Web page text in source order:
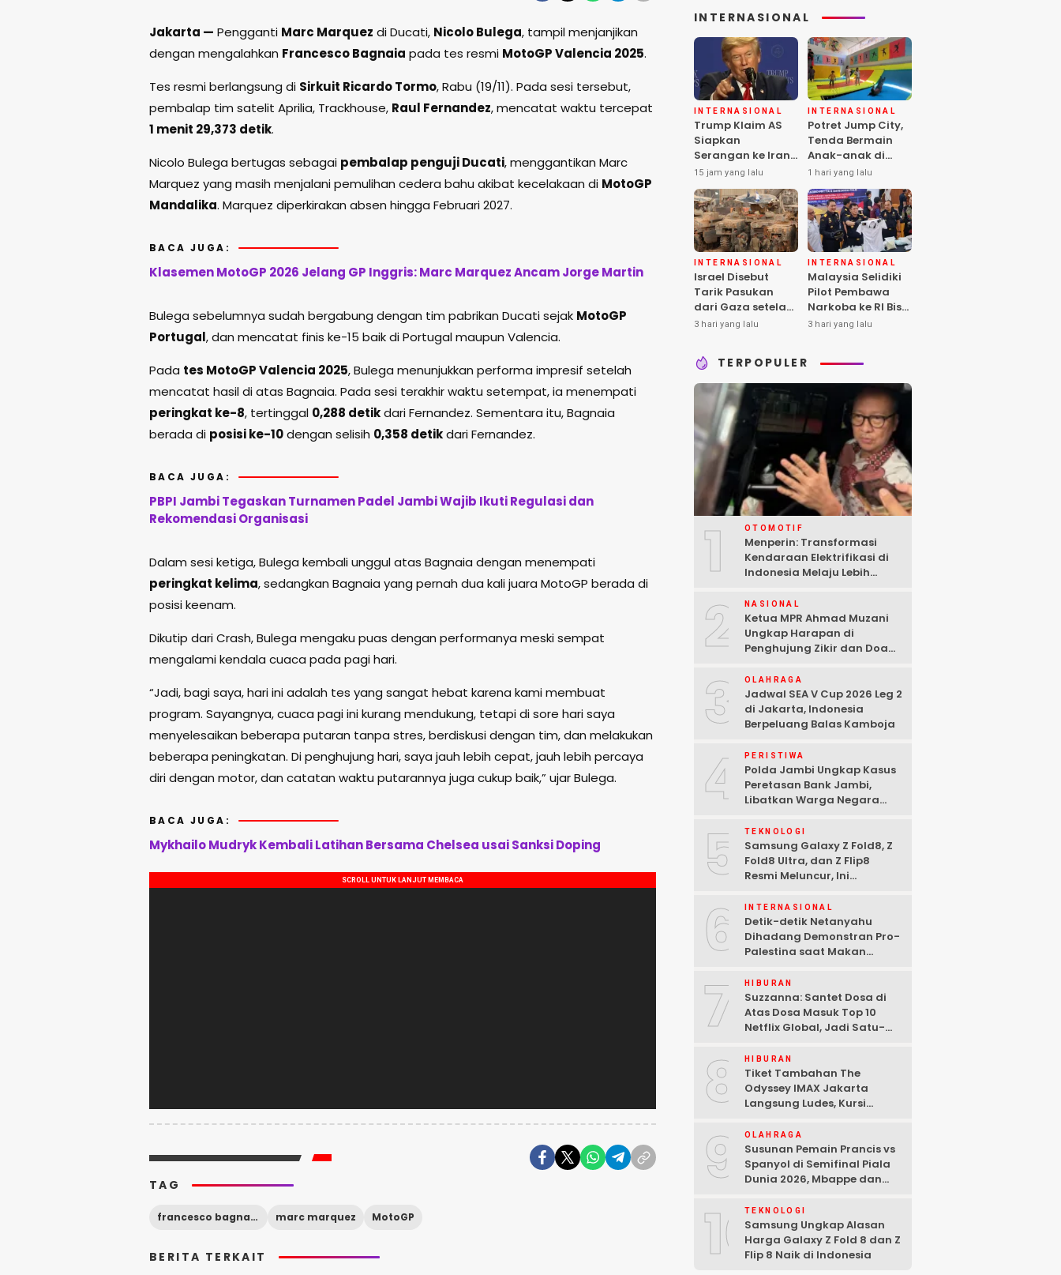
Jakarta — Pengganti Marc Marquez di Ducati, Nicolo Bulega, tampil menjanjikan
dengan mengalahkan Francesco Bagnaia pada tes resmi MotoGP Valencia 2025.
Tes resmi berlangsung di Sirkuit Ricardo Tormo, Rabu (19/11). Pada sesi tersebut,
pembalap tim satelit Aprilia, Trackhouse, Raul Fernandez, mencatat waktu tercepat
1 menit 29,373 detik.
Nicolo Bulega bertugas sebagai pembalap penguji Ducati, menggantikan Marc
Marquez yang masih menjalani pemulihan cedera bahu akibat kecelakaan di MotoGP
Mandalika. Marquez diperkirakan absen hingga Februari 2027.
BACA JUGA:
Klasemen MotoGP 2026 Jelang GP Inggris: Marc Marquez Ancam Jorge Martin
Bulega sebelumnya sudah bergabung dengan tim pabrikan Ducati sejak MotoGP
Portugal, dan mencatat finis ke-15 baik di Portugal maupun Valencia.
Pada tes MotoGP Valencia 2025, Bulega menunjukkan performa impresif setelah
mencatat hasil di atas Bagnaia. Pada sesi terakhir waktu setempat, ia menempati
peringkat ke-8, tertinggal 0,288 detikdari Fernandez. Sementara itu, Bagnaia
berada di posisi ke-10dengan selisih 0,358 detikdari Fernandez.
BACA JUGA:
PBPI Jambi Tegaskan Turnamen Padel Jambi Wajib Ikuti Regulasi dan
Rekomendasi Organisasi
Dalam sesi ketiga, Bulega kembali unggul atas Bagnaia dengan menempati
peringkat kelima, sedangkan Bagnaia yang pernah dua kali juara MotoGP berada di
posisi keenam.
Dikutip dari Crash, Bulega mengaku puas dengan performanya meski sempat
mengalami kendala cuaca pada pagi hari.
“Jadi, bagi saya, hari ini adalah tes yang sangat hebat karena kami membuat
program. Sayangnya, cuaca pagi ini kurang mendukung, tetapi di sore hari saya
menyelesaikan beberapa putaran tanpa stres, berdiskusi dengan tim, dan melakukan
beberapa peningkatan. Di penghujung hari, saya jauh lebih cepat, jauh lebih percaya
diri dengan motor, dan catatan waktu putarannya juga cukup baik,” ujar Bulega.
BACA JUGA:
Mykhailo Mudryk Kembali Latihan Bersama Chelsea usai Sanksi Doping
TAG
francesco bagnaia marc marquez MotoGP
BERITA TERKAIT
INTERNASIONAL
INTERNASIONAL
Trump Klaim AS
Siapkan
Serangan ke Iran
Terbesar sejak
Perang Dunia II
15 jam yang lalu
INTERNASIONAL
Potret Jump City,
Tenda Bermain
Anak-anak di
Tengah Perang
Gaza
1 hari yang lalu
INTERNASIONAL
Israel Disebut
Tarik Pasukan
dari Gaza setelah
Hamas Selesai
3 hari yang lalu
INTERNASIONAL
Malaysia Selidiki
Pilot Pembawa
Narkoba ke RI Bisa
Lolos Pemeriksaan
3 hari yang lalu
TERPOPULER
1 OTOMOTIF
Menperin: Transformasi
Kendaraan Elektrifikasi di
Indonesia Melaju Lebih
2 NASIONAL
Ketua MPR Ahmad Muzani
Ungkap Harapan di
Penghujung Zikir dan Doa
3 OLAHRAGA
Jadwal SEA V Cup 2026 Leg 2
di Jakarta, Indonesia
Berpeluang Balas Kamboja
4 PERISTIWA
Polda Jambi Ungkap Kasus
Peretasan Bank Jambi,
Libatkan Warga Negara
Tersangka Ditangkap
5 TEKNOLOGI
Samsung Galaxy Z Fold8, Z
Fold8 Ultra, dan Z Flip8
Resmi Meluncur, Ini
6 INTERNASIONAL
Detik-detik Netanyahu
Dihadang Demonstran Pro-
Palestina saat Makan
7 HIBURAN
Suzzanna: Santet Dosa di
Atas Dosa Masuk Top 10
Netflix Global, Jadi Satu-
8 HIBURAN
Tiket Tambahan The
Odyssey IMAX Jakarta
Langsung Ludes, Kursi
9 OLAHRAGA
Susunan Pemain Prancis vs
Spanyol di Semifinal Piala
Dunia 2026, Mbappe dan
10TEKNOLOGI
Samsung Ungkap Alasan
Harga Galaxy Z Fold 8 dan Z
Flip 8 Naik di Indonesia